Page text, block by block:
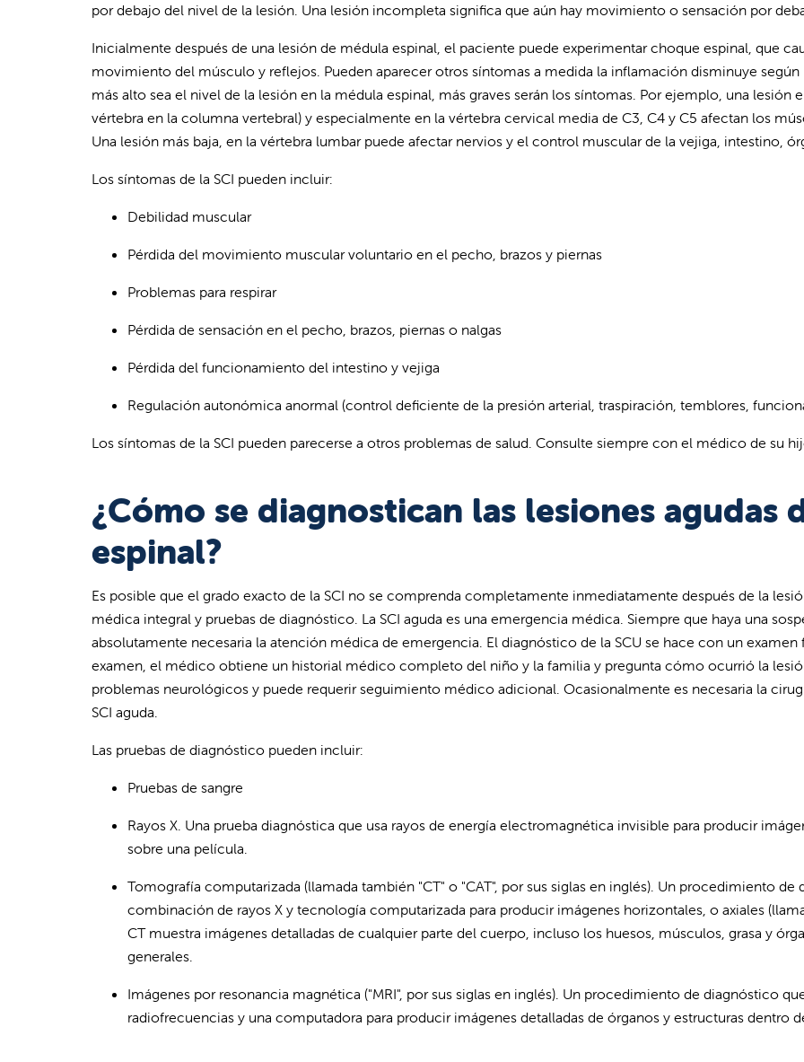
por debajo del nivel de la lesión. Una lesión incompleta significa que aún hay movimiento o sensación por
Inicialmente después de una lesión de médula espinal, el paciente puede experimentar choque espinal, que
movimiento del músculo y reflejos. Pueden aparecer otros síntomas a medida la inflamación disminuye
más alto sea el nivel de la lesión en la médula espinal, más graves serán los síntomas. Por ejemplo, una lesión
vértebra en la columna vertebral) y especialmente en la vértebra cervical media de C3, C4 y C5 afectan los
Una lesión más baja, en la vértebra lumbar puede afectar nervios y el control muscular de la vejiga, intestino,
Los síntomas de la SCI pueden incluir:
Debilidad muscular
Pérdida del movimiento muscular voluntario en el pecho, brazos y piernas
Problemas para respirar
Pérdida de sensación en el pecho, brazos, piernas o nalgas
Pérdida del funcionamiento del intestino y vejiga
Regulación autonómica anormal (control deficiente de la presión arterial, traspiración, temblores,
Los síntomas de la SCI pueden parecerse a otros problemas de salud. Consulte siempre con el médico de su
¿Cómo se diagnostican las lesiones agudas
espinal?
Es posible que el grado exacto de la SCI no se comprenda completamente inmediatamente después de la
médica integral y pruebas de diagnóstico. La SCI aguda es una emergencia médica. Siempre que haya una
absolutamente necesaria la atención médica de emergencia. El diagnóstico de la SCU se hace con un
examen, el médico obtiene un historial médico completo del niño y la familia y pregunta cómo ocurrió la
problemas neurológicos y puede requerir seguimiento médico adicional. Ocasionalmente es necesaria la
SCI aguda.
Las pruebas de diagnóstico pueden incluir:
Pruebas de sangre
Rayos X. Una prueba diagnóstica que usa rayos de energía electromagnética invisible para producir
sobre una película.
Tomografía computarizada (llamada también "CT" o "CAT", por sus siglas en inglés). Un procedimiento
combinación de rayos X y tecnología computarizada para producir imágenes horizontales, o axiales
CT muestra imágenes detalladas de cualquier parte del cuerpo, incluso los huesos, músculos, grasa y
generales.
Imágenes por resonancia magnética ("MRI", por sus siglas en inglés). Un procedimiento de diagnóstico
radiofrecuencias y una computadora para producir imágenes detalladas de órganos y estructuras dentro